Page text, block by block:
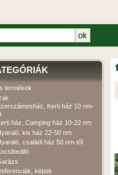
termékek
Kerti ház 10 nm-
ház, Camping ház 10-22 nm
kis ház 22-50 nm
családi ház 50 nm-től
képek